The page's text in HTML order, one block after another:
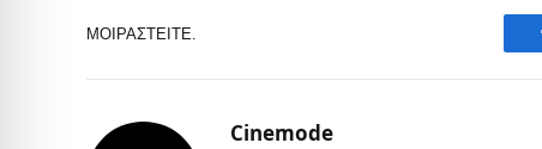
ΜΟΙΡΑΣΤΕΊΤΕ.
Cinemode